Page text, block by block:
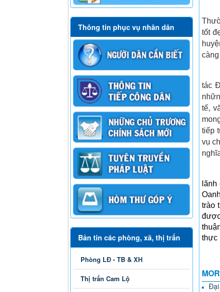
Thông tin phục vụ nhân dân
Bản tin các phòng, xã, thị trấn
Phòng LĐ - TB & XH
Thị trấn Cam Lộ
tốt
tác
tế,
tiếp
vụ
trào
thực
Đại